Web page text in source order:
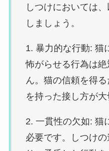
しつけにおいては
しましょう。
1. 暴力的な行動: 猫
怖がらせる行為は
ん。猫の信頼を得
を持った接し方が大
2. 一貫性の欠如: 猫
必要です。しつけ